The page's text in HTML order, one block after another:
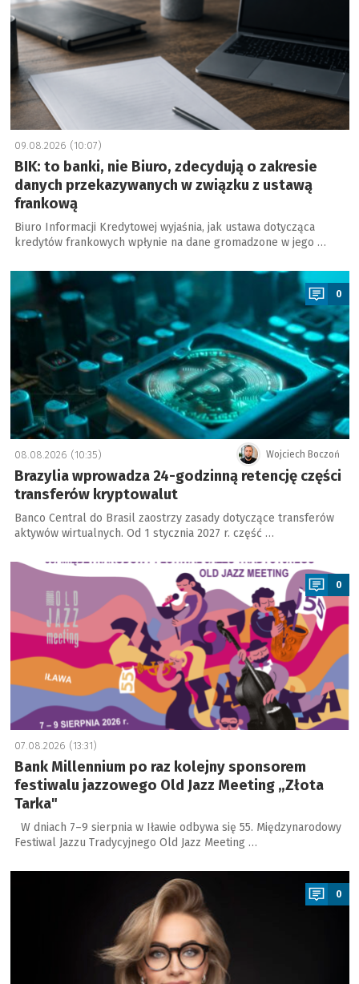
09.08.2026 (10:07)
BIK: to banki, nie Biuro, zdecydują o zakresie
danych przekazywanych w związku z ustawą
frankową
Biuro Informacji Kredytowej wyjaśnia, jak ustawa dotycząca
kredytów frankowych wpłynie na dane gromadzone w jego …
a
0
Wojciech Boczoń
08.08.2026 (10:35)
Brazylia wprowadza 24-godzinną retencję części
transferów kryptowalut
Banco Central do Brasil zaostrzy zasady dotyczące transferów
aktywów wirtualnych. Od 1 stycznia 2027 r. część …
a
0
07.08.2026 (13:31)
Bank Millennium po raz kolejny sponsorem
festiwalu jazzowego Old Jazz Meeting „Złota
Tarka"
W dniach 7–9 sierpnia w Iławie odbywa się 55. Międzynarodowy
Festiwal Jazzu Tradycyjnego Old Jazz Meeting …
a
0